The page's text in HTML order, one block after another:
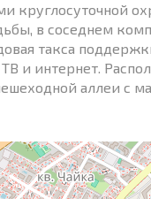
круглосуточной
в соседнем
такса
и интернет.
аллеи с